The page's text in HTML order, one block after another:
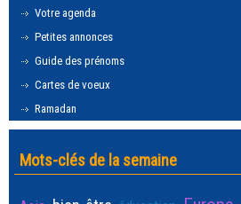
Votre agenda
Petites annonces
Guide des prénoms
Cartes de voeux
Ramadan
Mots-clés de la semaine